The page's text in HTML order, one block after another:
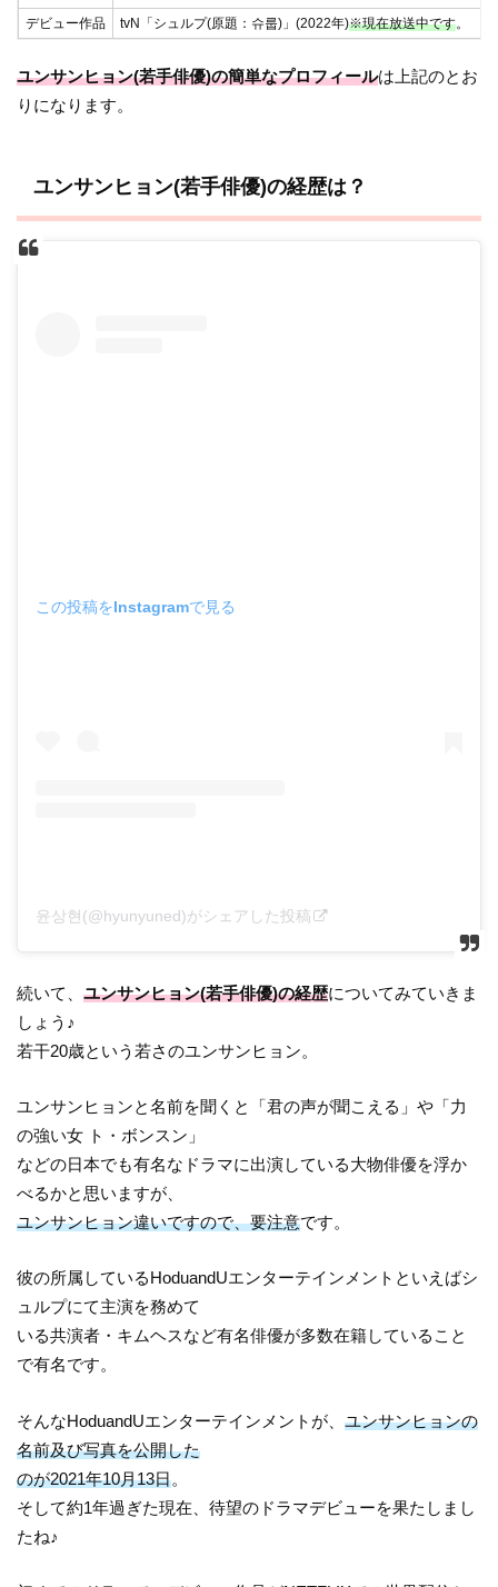
デビュー作品
tvN「シュルプ(原題：슈룹)」(2022年)※現在放送中です。
ユンサンヒョン(若手俳優)の簡単なプロフィールは上記のとお
りになります。
ユンサンヒョン(若手俳優)の経歴は？
この投稿をInstagramで見る
윤상현(@hyunyuned)がシェアした投稿
続いて、ユンサンヒョン(若手俳優)の経歴についてみていきま
しょう♪
若干20歳という若さのユンサンヒョン。
ユンサンヒョンと名前を聞くと「君の声が聞こえる」や「力
の強い女 ト・ボンスン」
などの日本でも有名なドラマに出演している大物俳優を浮か
べるかと思いますが、
ユンサンヒョン違いですので、要注意です。
彼の所属しているHoduandUエンターテインメントといえばシ
ュルプにて主演を務めて
いる共演者・キムヘスなど有名俳優が多数在籍していること
で有名です。
そんなHoduandUエンターテインメントが、ユンサンヒョンの
名前及び写真を公開した
のが2021年10月13日。
そして約1年過ぎた現在、待望のドラマデビューを果たしまし
たね♪